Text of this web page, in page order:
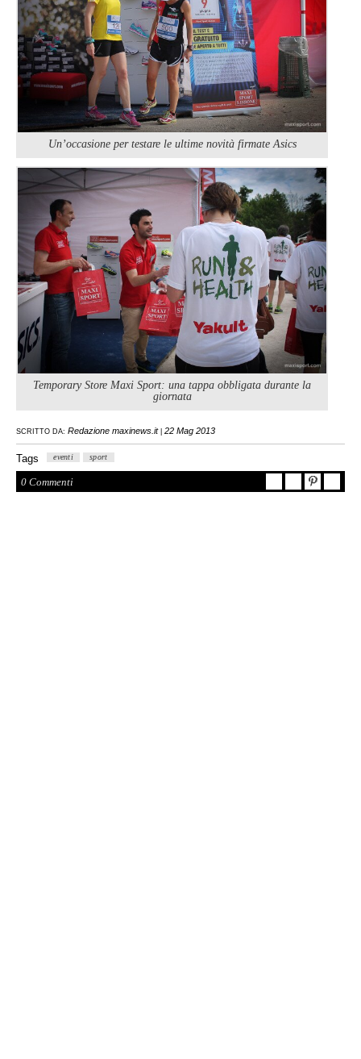
Un’occasione per testare le ultime novità firmate Asics
Temporary Store Maxi Sport: una tappa obbligata durante la
giornata
SCRITTO DA: Redazione maxinews.it 22 Mag 2013
Tags eventi sport
0 Commenti